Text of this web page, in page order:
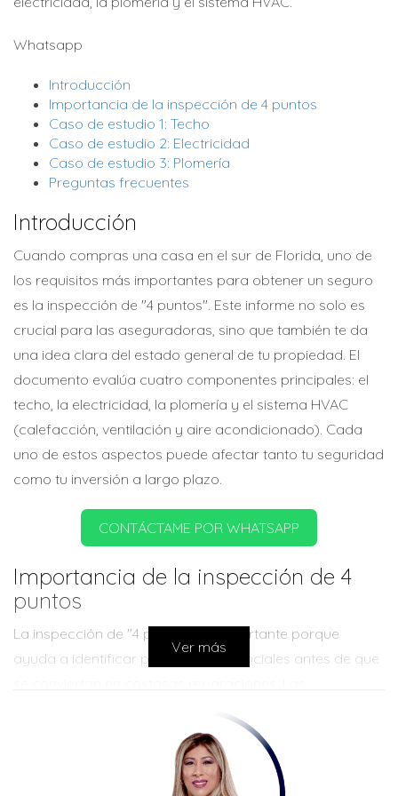
Whatsapp
Introducción
Importancia de la inspección de 4 puntos
Caso de estudio 1: Techo
Caso de estudio 2: Electricidad
Caso de estudio 3: Plomería
Preguntas frecuentes
Introducción
Cuando compras una casa en el sur de Florida, uno de
los requisitos más importantes para obtener un seguro
es la inspección de "4 puntos". Este informe no solo es
crucial para las aseguradoras, sino que también te da
una idea clara del estado general de tu propiedad. El
documento evalúa cuatro componentes principales: el
techo, la electricidad, la plomería y el sistema HVAC
(calefacción, ventilación y aire acondicionado). Cada
uno de estos aspectos puede afectar tanto tu seguridad
como tu inversión a largo plazo.
CONTÁCTAME POR WHATSAPP
Importancia de la inspección de 4
puntos
La inspección de "4 puntos" es importante porque
ayuda a identificar problemas potenciales antes de que
otorgarán cobertura o ajustarán las primas. Además,
tener un informe positivo puede facilitar la venta futura
de la propiedad. Es un proceso relativamente rápido,
Ver más